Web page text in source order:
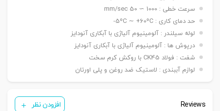
بست
نصبی
شناور FC
سنسور ( ø ۱۲۵ mm ) KT32/DT03
( ø ۱۶۰ & ۲۵۰ mm ) KT32/DT04
تعداد
سنسور
یک عدد ,دو عدد
سرعت خطی : 1000 ∼ 50 mm/sec
حد دمای کاری : 5ºC ∼ +60ºC-
لوله سیلندر : آلومینیوم آلیاژی با آبکاری آنودایز
درپوش ها : آلومینیوم آلیاژی با آبکاری آنودایز
شفت : فولاد CK45 با روکش کرم سخت
لوازم آببندی : لاستیک ضد روغن و پلی اورتان
Reviews افزودن نظر